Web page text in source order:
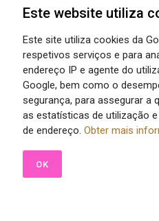
Este website utiliza
Este site utiliza cookies da
respetivos serviços e para
endereço IP e agente do
Google, bem como o
segurança, para assegurar a
as estatísticas de utilização
de endereço. Obter mais
OK